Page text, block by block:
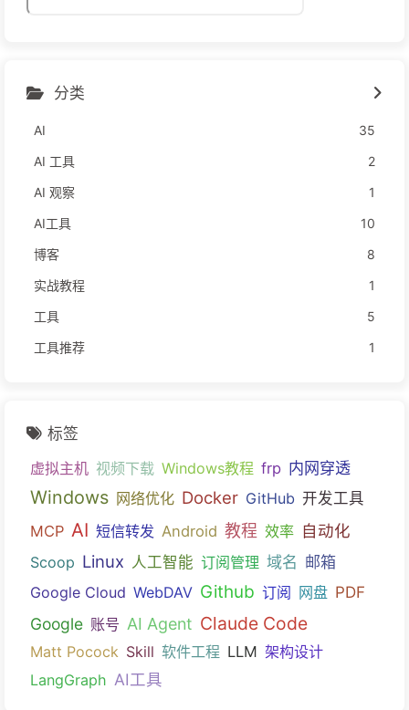
分类
AI
35
AI 工具
2
AI 观察
1
AI工具
10
博客
8
实战教程
1
工具
5
工具推荐
1
标签
虚拟主机 视频下载 Windows教程 frp 内网穿透
Windows 网络优化 Docker GitHub 开发工具
MCP AI 短信转发 Android 教程 效率 自动化
Scoop Linux 人工智能 订阅管理 域名 邮箱
Google Cloud WebDAV Github 订阅 网盘 PDF
Google 账号 AI Agent Claude Code
Matt Pocock Skill 软件工程 LLM 架构设计
LangGraph AI工具